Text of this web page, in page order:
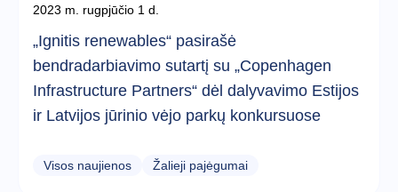
2023 m. rugpjūčio 1 d.
„Ignitis renewables“ pasirašė
bendradarbiavimo sutartį su „Copenhagen
Infrastructure Partners“ dėl dalyvavimo Estijos
ir Latvijos jūrinio vėjo parkų konkursuose
Visos naujienos Žalieji pajėgumai